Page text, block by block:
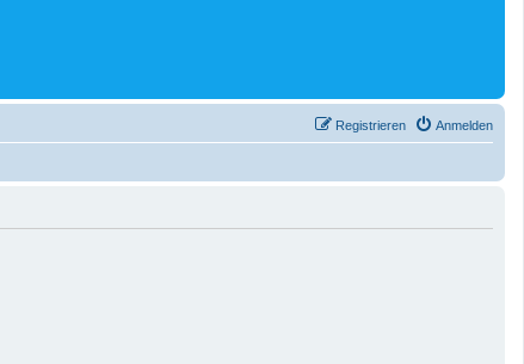
Anmelden
Registrieren